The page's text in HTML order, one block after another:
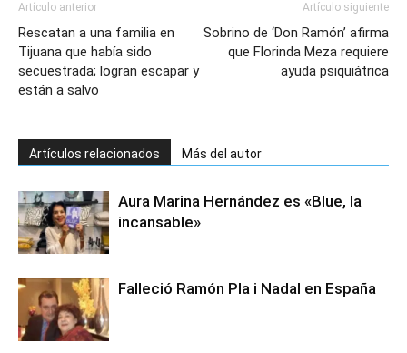
Artículo anterior
Rescatan a una familia en
Tijuana que había sido
secuestrada; logran escapar y
están a salvo
Artículo siguiente
Sobrino de ‘Don Ramón’ afirma
que Florinda Meza requiere
ayuda psiquiátrica
Artículos relacionados Más del autor
Aura Marina Hernández es «Blue, la
incansable»
Falleció Ramón Pla i Nadal en España